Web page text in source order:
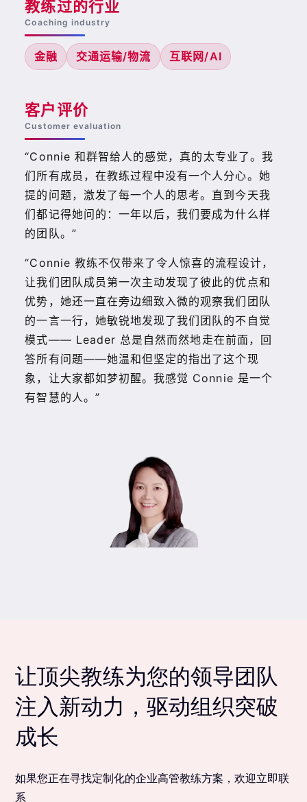
教练过的行业
Coaching industry
金融 交通运输/物流 互联网/AI
客户评价
Customer evaluation
“Connie 和群智给人的感觉，真的太专业了。我
们所有成员，在教练过程中没有一个人分心。她
提的问题，激发了每一个人的思考。直到今天我
们都记得她问的：一年以后，我们要成为什么样
的团队。”
“Connie 教练不仅带来了令人惊喜的流程设计，
让我们团队成员第一次主动发现了彼此的优点和
优势，她还一直在旁边细致入微的观察我们团队
的一言一行，她敏锐地发现了我们团队的不自觉
模式—— Leader 总是自然而然地走在前面，回
答所有问题——她温和但坚定的指出了这个现
象，让大家都如梦初醒。我感觉 Connie 是一个
有智慧的人。”
让顶尖教练为您的领导团队
注入新动力，驱动组织突破
成长
如果您正在寻找定制化的企业高管教练方案，欢迎立即联
系